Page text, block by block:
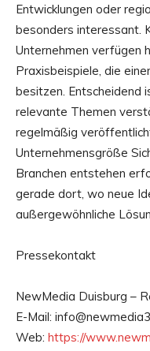
Entwicklungen oder
besonders interessant.
Unternehmen verfügen
Praxisbeispiele, die
besitzen. Entscheidend
relevante Themen
regelmäßig
Unternehmensgröße
Branchen entstehen
gerade dort, wo neue
außergewöhnliche
Pressekontakt
NewMedia Duisburg –
E-Mail:
Web: https://